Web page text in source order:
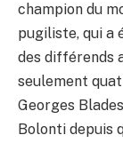
champion du
pugiliste, qui a
des différends
seulement
Georges
Bolonti depuis